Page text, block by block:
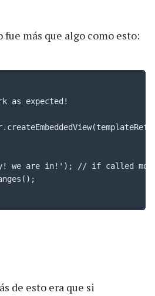
más que algo como esto:
as expected!
we are in!'); // if called
de esto era que si